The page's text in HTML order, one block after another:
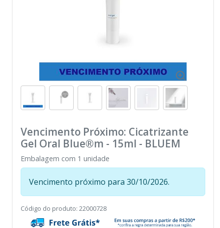
Vencimento Próximo: Cicatrizante
Gel Oral Blue®m - 15ml - BLUEM
Embalagem com 1 unidade
Vencimento próximo para 30/10/2026.
Código do produto: 22000728